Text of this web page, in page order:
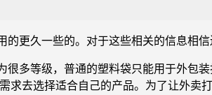
更久一些的。对于这些相关的信息相
多等级，普通的塑料袋只能用于外包
求去选择适合自己的产品。为了让外